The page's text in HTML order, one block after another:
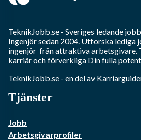
TeknikJobb.se - Sveriges ledande
Ingenjörsedan 2004. Utforska lediga
ingenjör från attraktiva arbetsgivare.
karriär och förverkliga Din fulla
TeknikJobb.se - en del av
Tjänster
Jobb
Arbetsgivarprofiler